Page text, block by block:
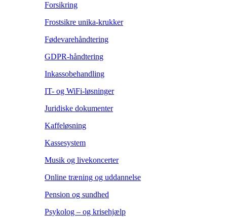
Forsikring
Frostsikre unika-krukker
Fødevarehåndtering
GDPR-håndtering
Inkassobehandling
IT- og WiFi-løsninger
Juridiske dokumenter
Kaffeløsning
Kassesystem
Musik og livekoncerter
Online træning og uddannelse
Pension og sundhed
Psykolog – og krisehjælp